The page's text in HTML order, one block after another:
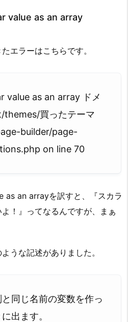
value as an array
エラーはこちらです。
value as an array ドメ
買ったテーマ
builder/page-
on line 70
an arrayを訳すと、『スカラ
！』ってなるんですが、まぁ
うな記述がありました。
と同じ名前の変数を作っ
出ます。